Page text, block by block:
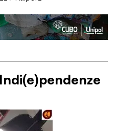
Indi(e)pendenze